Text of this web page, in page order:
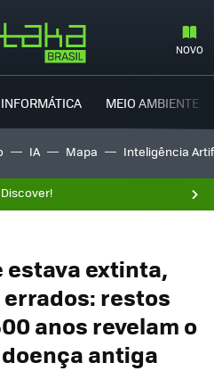
NOVO
INFORMÁTICA MEIO AMBIENTE
IA Mapa Inteligência
estava extinta,
restos
anos revelam o
antiga